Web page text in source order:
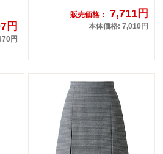
円
円
販売価格： 7,711円
本体価格: 7,010円